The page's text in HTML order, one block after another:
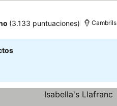
(3.133 puntuaciones) Cambrils